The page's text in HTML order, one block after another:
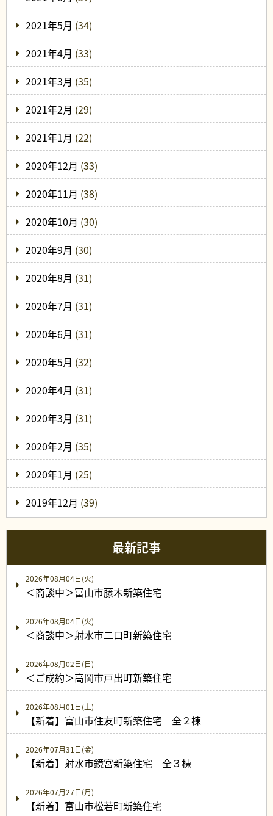
2021年5月 (34)
2021年4月 (33)
2021年3月 (35)
2021年2月 (29)
2021年1月 (22)
2020年12月 (33)
2020年11月 (38)
2020年10月 (30)
2020年9月 (30)
2020年8月 (31)
2020年7月 (31)
2020年6月 (31)
2020年5月 (32)
2020年4月 (31)
2020年3月 (31)
2020年2月 (35)
2020年1月 (25)
2019年12月 (39)
最新記事
2026年08月04日(火)
＜商談中＞富山市藤木新築住宅
2026年08月04日(火)
＜商談中＞射水市二口町新築住宅
2026年08月02日(日)
＜ご成約＞高岡市戸出町新築住宅
2026年08月01日(土)
【新着】富山市住友町新築住宅 全２棟
2026年07月31日(金)
【新着】射水市鏡宮新築住宅 全３棟
2026年07月27日(月)
【新着】富山市松若町新築住宅